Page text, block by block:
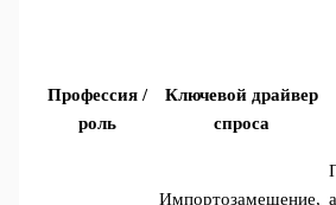
Профессия /
роль
Ключевой драйвер
спроса
Импортозамещение,